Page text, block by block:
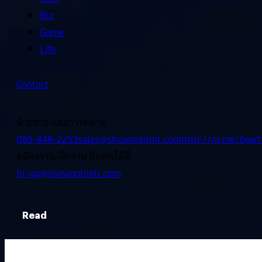
Biz
Game
Life
Contact
ฝ่ายขาย และการตลาด
085-848-2253sales@shownolimit.comhttp://m.me/
สมัครงาน/ฝึกงาน ติดต่อได้ที่
hr-ga@shownolimit.com
Read